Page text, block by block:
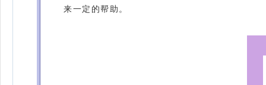
来一定的帮助。